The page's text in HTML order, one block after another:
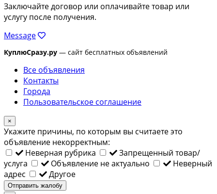
Заключайте договор или оплачивайте товар или
услугу после получения.
Message
КуплюСразу.ру — сайт бесплатных объявлений
Все объявления
Контакты
Города
Пользовательское соглашение
×
Укажите причины, по которым вы считаете это
объявление некорректным:
Неверная рубрика
Запрещенный товар/
услуга
Объявление не актуально
Неверный
адрес
Другое
Отправить жалобу